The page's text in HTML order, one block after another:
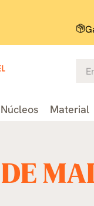
Núcleos Material